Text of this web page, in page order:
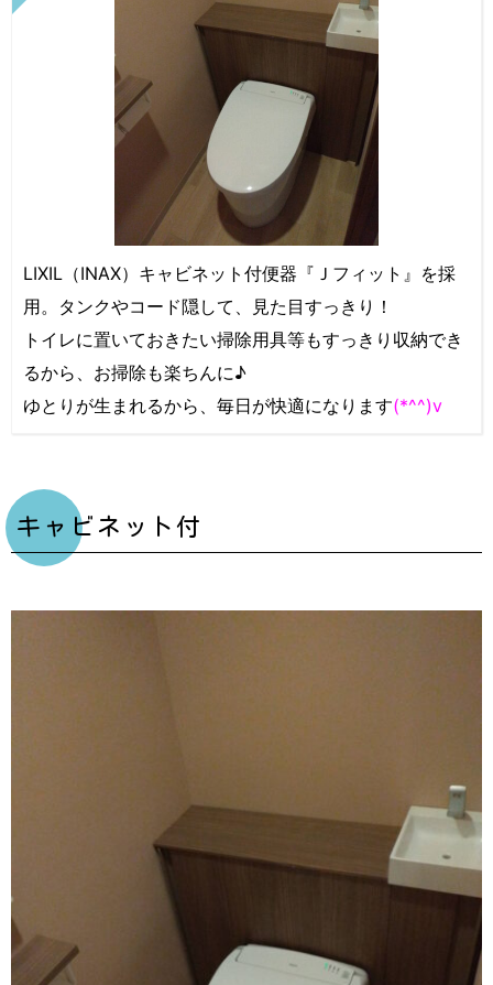
LIXIL（INAX）キャビネット付便器『Ｊフィット』を採
用。タンクやコード隠して、見た目すっきり！
トイレに置いておきたい掃除用具等もすっきり収納でき
るから、お掃除も楽ちんに♪
ゆとりが生まれるから、毎日が快適になります(*^^)v
キャビネット付